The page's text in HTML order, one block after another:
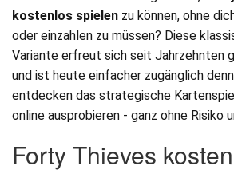
kostenlos spielen zu können, ohne
oder einzahlen zu müssen? Diese
Variante erfreut sich seit Jahrzehnten
und ist heute einfacher zugänglich
entdecken das strategische
online ausprobieren - ganz ohne Risiko
Forty Thieves